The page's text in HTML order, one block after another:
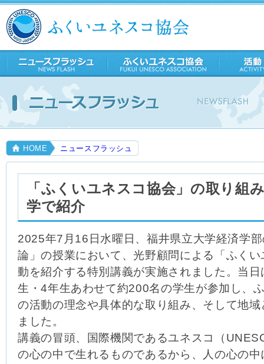
ふ
く
い
ネ
ス
コ
会
ニ
ス
ュ
ふ
ユ
会
活
持
展
入
ご
会
紹
HOME ニュースフラッシュ
「ふくいユネスコ協会」の取り組
学で紹介
2025年7月16日水曜日、福井県立大学経済学
論」の授業において、光野顧問による「ふく
動を紹介する特別講義が実施されました。当
生・4年生あわせて約200名の学生が参加し、
の活動の理念や具体的な取り組み、そして地
ました。
講義の冒頭、国際機関であるユネスコ（
の心の中で生れるものであるから、人の心の